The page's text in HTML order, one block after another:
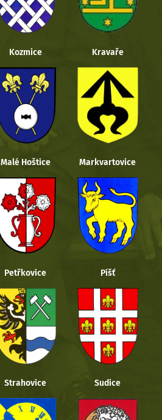
Kozmice Kravaře
Malé Hoštice Markvartovice
Petřkovice Píšť
Strahovice Sudice